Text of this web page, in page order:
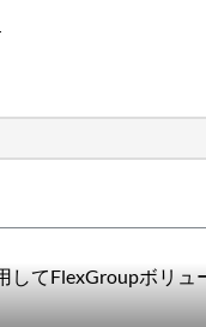
してFlexGroupボリ